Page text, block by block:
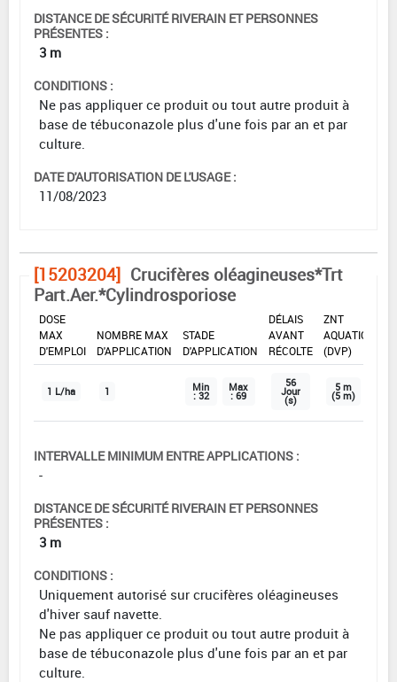
DISTANCE DE SÉCURITÉ RIVERAIN ET PERSONNES
PRÉSENTES :
3 m
CONDITIONS :
Ne pas appliquer ce produit ou tout autre produit à
base de tébuconazole plus d'une fois par an et par
culture.
DATE D'AUTORISATION DE L'USAGE :
11/08/2023
[15203204] Crucifères oléagineuses*Trt
Part.Aer.*Cylindrosporiose
DOSE
MAX
D'EMPLOI
NOMBRE MAX
D'APPLICATION
STADE
D'APPLICATION
DÉLAIS
AVANT
RÉCOLTE
ZNT
AQUATIQUE
(DVP)
1 L/ha 1 Min
: 32
Max
: 69
56
Jour
(s)
5 m
(5 m)
INTERVALLE MINIMUM ENTRE APPLICATIONS :
-
DISTANCE DE SÉCURITÉ RIVERAIN ET PERSONNES
PRÉSENTES :
3 m
CONDITIONS :
Uniquement autorisé sur crucifères oléagineuses
d'hiver sauf navette.
Ne pas appliquer ce produit ou tout autre produit à
base de tébuconazole plus d'une fois par an et par
culture.